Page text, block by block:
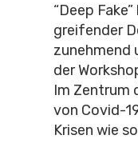
“Deep
greifender
zunehmend
der
Im Zentrum
von Covid-
Krisen wie